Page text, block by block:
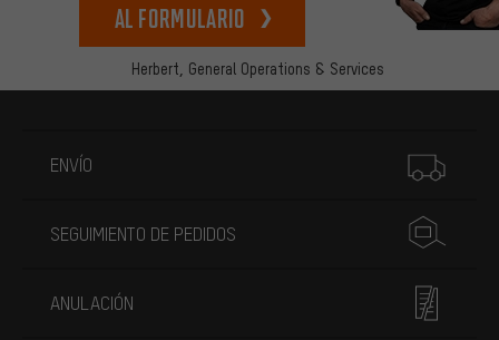
Herbert, General Operations & Services
Al formulario
ENVÍO
SEGUIMIENTO DE PEDIDOS
ANULACIÓN